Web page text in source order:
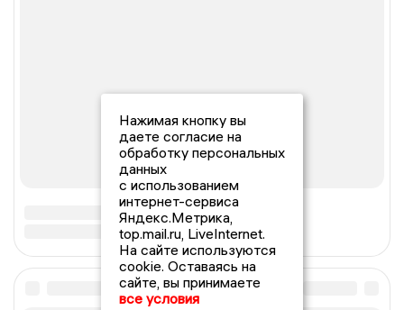
Нажимая кнопку вы
даете согласие на
обработку персональных
данных
с использованием
интернет-сервиса
Яндекс.Метрика,
top.mail.ru, LiveInternet.
На сайте используются
cookie. Оставаясь на
сайте, вы принимаете
все условия